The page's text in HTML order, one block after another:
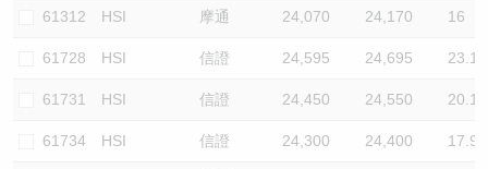
61312 HSI 摩通 24,070 24,170 16
61728 HSI 信證 24,595 24,695 23.1
61731 HSI 信證 24,450 24,550 20.1
61734 HSI 信證 24,300 24,400 17.9
牛熊證文件及公告 (瑞信)
收市競價變化